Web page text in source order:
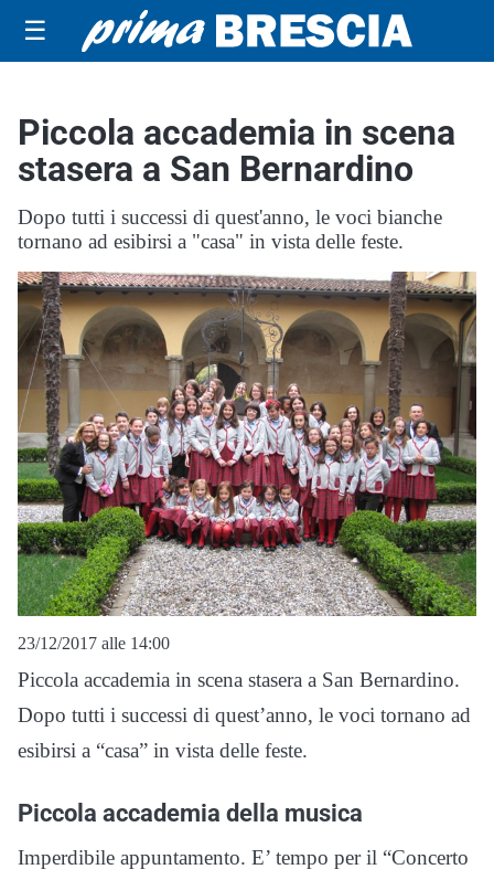
☰
Piccola accademia in scena
stasera a San Bernardino
Dopo tutti i successi di quest'anno, le voci bianche
tornano ad esibirsi a "casa" in vista delle feste.
23/12/2017 alle 14:00
Piccola accademia in scena stasera a San Bernardino.
Dopo tutti i successi di quest’anno, le voci tornano ad
esibirsi a “casa” in vista delle feste.
Piccola accademia della musica
Imperdibile appuntamento. E’ tempo per il “Concerto